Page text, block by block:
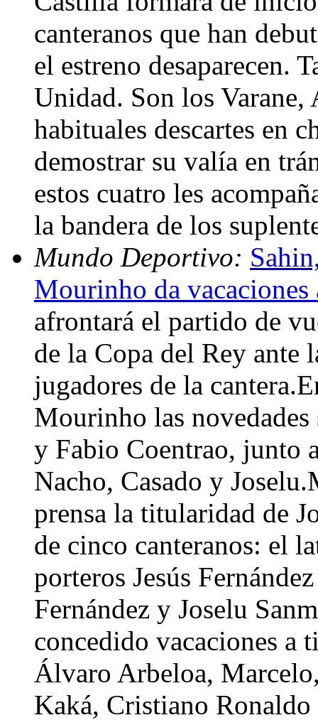
canteranos que han
el estreno desaparecen.
Unidad. Son los
habituales descartes en
demostrar su valía en
estos cuatro les
la bandera de los
Mundo Deportivo:
Mourinho da vacaciones
afrontará el partido de
de la Copa del Rey ante
jugadores de la
Mourinho las
y Fabio Coentrao, junto
Nacho, Casado y
prensa la titularidad de
de cinco canteranos: el
porteros Jesús
Fernández y Joselu
concedido vacaciones a
Álvaro Arbeloa,
Kaká, Cristiano